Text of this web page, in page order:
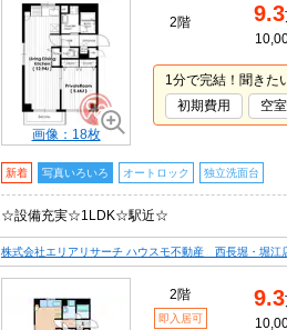
画像：18枚
2階 9.3
1分で完結！聞きた
初期費用
空
新着 写真いろいろ オートロック 独立洗面台
☆設備充実☆1LDK☆駅近☆
株式会社エリアリサーチ ハウスモ不動産 西長堀・堀江
2階
即入居可
9.3